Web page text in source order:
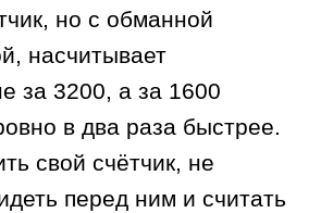
но с обманной
насчитывает
за 3200, а за 1600
в два раза быстрее.
свой счётчик, не
перед ним и считать